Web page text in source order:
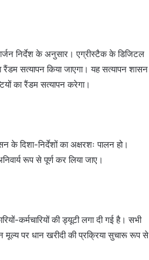
निर्देश के अनुसार। एग्रीस्टैक के डिजिटल
रैंडम सत्यापन किया जाएगा। यह सत्यापन शासन
का रैंडम सत्यापन करेगा।
दिशा-निर्देशों का अक्षरशः पालन हो।
रूप से पूर्ण कर लिया जाए।
कर्मचारियों की ड्यूटी लगा दी गई है। सभी
मूल्य पर धान खरीदी की प्रक्रिया सुचारू रूप से